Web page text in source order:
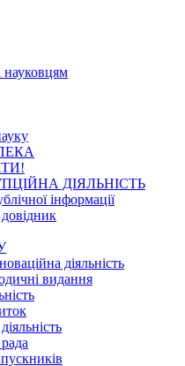
науковцям
ДІЯЛЬНІСТЬ
інформації
діяльність
видання